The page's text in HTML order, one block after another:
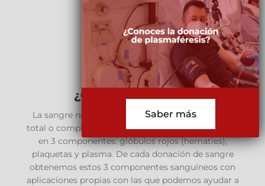
¿Qué es la sangre?
La sangre no es un fluido, es un tejido. La sangre
total o completa tras un fraccionamiento, se separa
en 3 componentes: glóbulos rojos (hematíes),
plaquetas y plasma. De cada donación de sangre
obtenemos estos 3 componentes sanguíneos con
aplicaciones propias con las que podemos ayudar a
Saber más